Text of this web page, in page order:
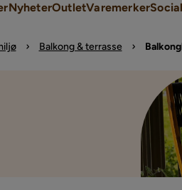
NyheterOutletVaremerker
Balkong & terrasse